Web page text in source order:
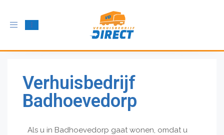
Schakel
Verhuisbedrijf
Badhoevedorp
Als u in Badhoevedorp gaat wonen, omdat u